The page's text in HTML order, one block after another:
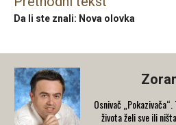
Da li ste znali: Nova olovka
Osnivač
života želi sve ili